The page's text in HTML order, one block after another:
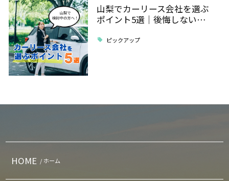
山梨でカーリース会社を選ぶ
ポイント5選｜後悔しない…
ピックアップ
HOME / ホーム